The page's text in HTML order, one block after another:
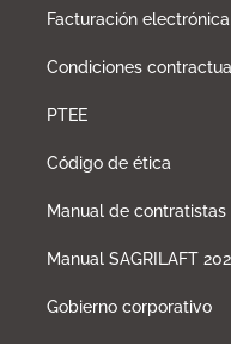
Facturación electrónica
Condiciones
PTEE
Código de ética
Manual de contratistas
Manual SAGRILAFT
Gobierno corporativo